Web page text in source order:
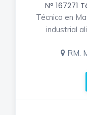
N°
Técnico en
industrial
RM.